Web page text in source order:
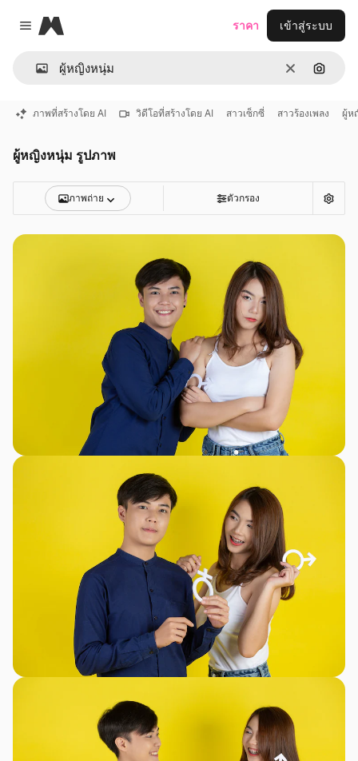
Close menu
Magnific
ชัดเจนค้นหา
ราคา เข้าสู่ระบบ
ภาพที่สร้างโดย AI วิดีโอที่สร้างโดย AI สาวเซ็กซี่ สาวร้องเพลง ผู้ห
ผู้หญิงหนุ่ม รูปภาพ
ภาพถ่าย ตัวกรอง